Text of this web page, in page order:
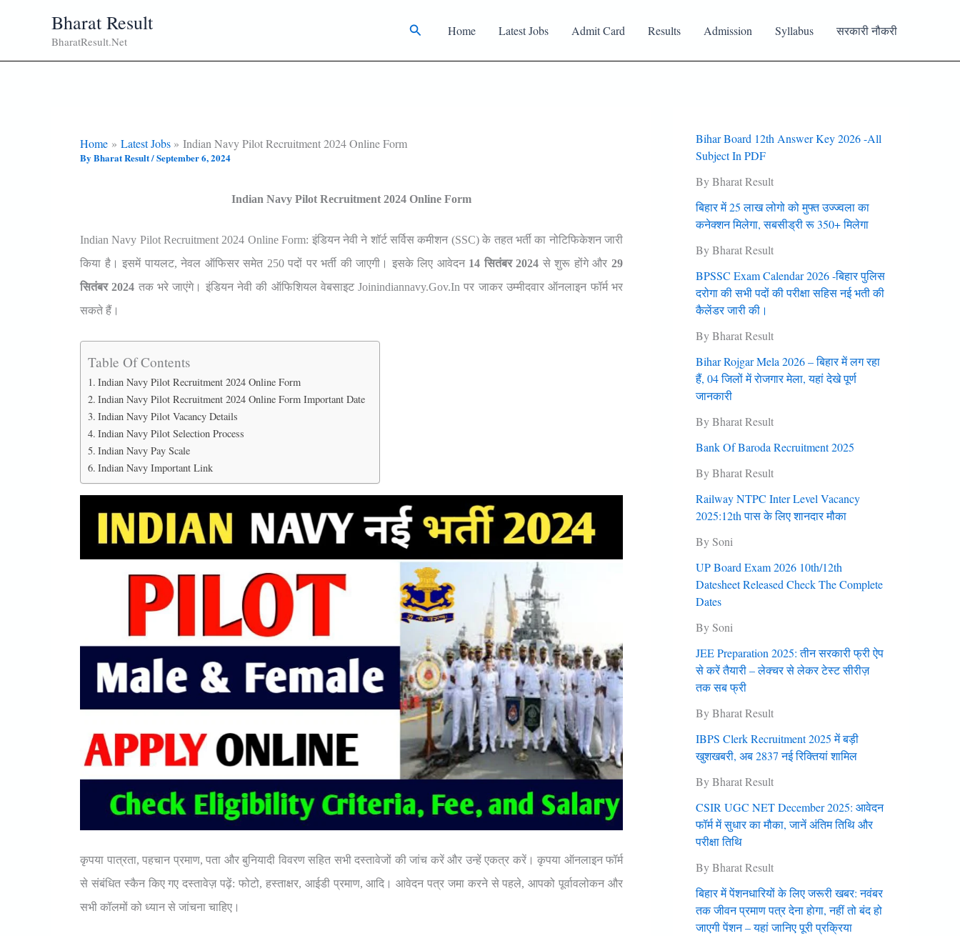
Bharat Result
BharatResult.Net
Search Home Latest Jobs Admit Card Results Admission Syllabus सरकारी नौकरी
Home Latest Jobs Indian Navy Pilot Recruitment 2024 Online Form
By Bharat Result/September 6, 2024
Indian Navy Pilot Recruitment 2024 Online Form
Indian Navy Pilot Recruitment 2024 Online Form: इंडियन नेवी ने शॉर्ट सर्विस कमीशन (SSC) के तहत भर्ती का नोटिफिकेशन जारी
किया है। इसमें पायलट, नेवल ऑफिसर समेत 250 पदों पर भर्ती की जाएगी। इसके लिए आवेदन14 सितंबर 2024 से शुरू होंगे और 29
सितंबर 2024 तक भरे जाएंगे। इंडियन नेवी की ऑफिशियल वेबसाइट Joinindiannavy.gov.in पर जाकर उम्मीदवार ऑनलाइन फॉर्म भर
सकते हैं।
Table Of Contents
Indian Navy Pilot Recruitment 2024 Online Form
Indian Navy Pilot Recruitment 2024 Online Form Important Date
Indian Navy Pilot Vacancy Details
Indian Navy Pilot Selection Process
Indian Navy Pay Scale
Indian Navy Important Link
कृपया पात्रता, पहचान प्रमाण, पता और बुनियादी विवरण सहित सभी दस्तावेजों की जांच करें और उन्हें एकत्र करें। कृपया ऑनलाइन फॉर्म
से संबंधित स्कैन किए गए दस्तावेज़ पढ़ें: फोटो, हस्ताक्षर, आईडी प्रमाण, आदि। आवेदन पत्र जमा करने से पहले, आपको पूर्वावलोकन और
सभी कॉलमों को ध्यान से जांचना चाहिए।
Bihar Board 12th Answer Key 2026 -All
Subject In PDF
By Bharat Result
बिहार में 25 लाख लोगो को मुफ्त उज्‍ज्‍वला का
कनेक्‍शन मिलेगा, सबसीड्री रू 350+ मिलेगा
By Bharat Result
BPSSC Exam Calendar 2026 -बिहार पुलिस
दरोगा की सभी पदों की परीक्षा सहिस नई भती की
कैलेंडर जारी की।
By Bharat Result
Bihar Rojgar Mela 2026 – बिहार में लग रहा
हैं, 04 जिलों में राेजगार मेला, यहां देखे पूर्ण
जानकारी
By Bharat Result
Bank Of Baroda Recruitment 2025
By Bharat Result
Railway NTPC Inter Level Vacancy
2025:12th पास के लिए शानदार मौका
By Soni
UP Board Exam 2026 10th/12th
Datesheet Released Check The Complete
Dates
By Soni
JEE Preparation 2025: तीन सरकारी फ्री ऐप
से करें तैयारी – लेक्चर से लेकर टेस्ट सीरीज़
तक सब फ्री
By Bharat Result
IBPS Clerk Recruitment 2025 में बड़ी
खुशखबरी, अब 2837 नई रिक्तियां शामिल
By Bharat Result
CSIR UGC NET December 2025: आवेदन
फॉर्म में सुधार का मौका, जानें अंतिम तिथि और
परीक्षा तिथि
By Bharat Result
बिहार में पेंशनधारियों के लिए जरूरी खबर: नवंबर
तक जीवन प्रमाण पत्र देना हाेगा, नहीं तो बंद हो
जाएगी पेंशन – यहां जानिए पूरी प्रक्रिया